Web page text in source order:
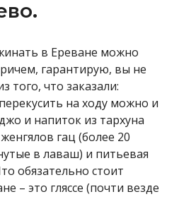
в Ереване можно
гарантирую, вы не
того, что заказали:
на ходу можно и
и напиток из тархуна
гац (более 20
в лаваш) и питьевая
обязательно стоит
– это гляссе (почти везде